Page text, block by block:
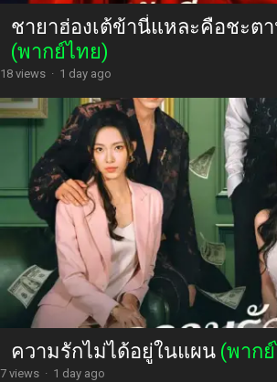
ชายาฮ่องเต้ข้านี่แหละคือชะต
(พากย์ไทย)
18 views · 1 day ago
ความรักไม่ได้อยู่ในแผน (พาก
7 views · 1 day ago